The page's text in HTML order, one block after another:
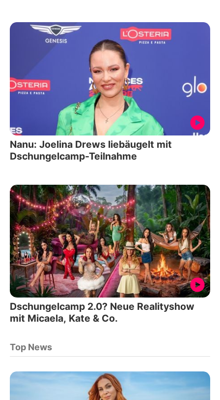
Nanu: Joelina Drews liebäugelt mit
Dschungelcamp-Teilnahme
Dschungelcamp 2.0? Neue Realityshow
mit Micaela, Kate & Co.
Top News